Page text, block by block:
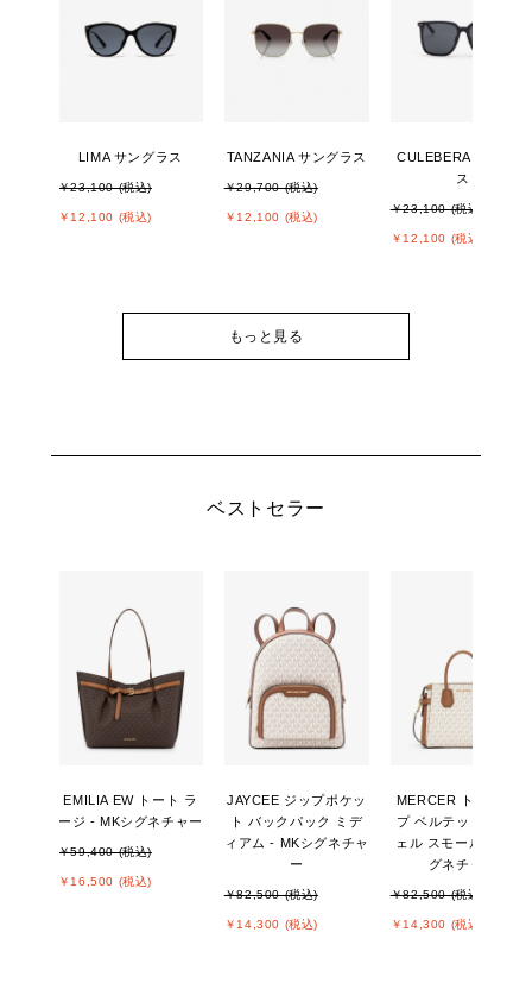
LIMA サングラス
￥23,100 (税込)
￥12,100 (税込)
TANZANIA サングラス
￥29,700 (税込)
￥12,100 (税込)
CULEBERA サングラ
ス
￥23,100 (税込)
￥12,100 (税込)
もっと見る
ベストセラー
EMILIA EW トート ラ
ージ - MKシグネチャー
￥59,400 (税込)
￥16,500 (税込)
JAYCEE ジップポケッ
ト バックパック ミデ
ィアム - MKシグネチャ
ー
￥82,500 (税込)
￥14,300 (税込)
MERCER トップジッ
プ ベルテッド サッチ
ェル スモール - MKシ
グネチャー
￥82,500 (税込)
￥14,300 (税込)